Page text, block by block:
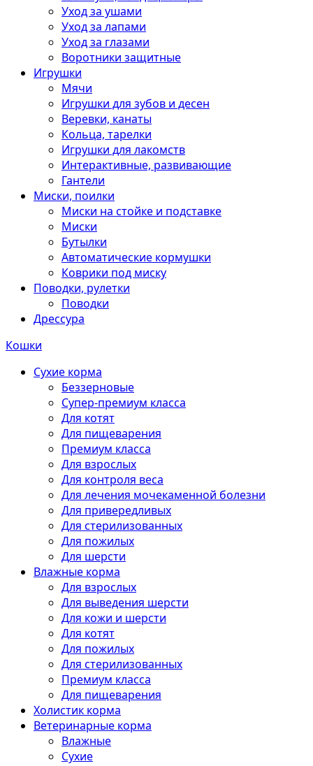
Уход за ушами
Уход за лапами
Уход за глазами
Воротники защитные
Игрушки
Мячи
Игрушки для зубов и десен
Веревки, канаты
Кольца, тарелки
Игрушки для лакомств
Интерактивные, развивающие
Гантели
Миски, поилки
Миски на стойке и подставке
Миски
Бутылки
Автоматические кормушки
Коврики под миску
Поводки, рулетки
Поводки
Дрессура
Кошки
Сухие корма
Беззерновые
Супер-премиум класса
Для котят
Для пищеварения
Премиум класса
Для взрослых
Для контроля веса
Для лечения мочекаменной болезни
Для привередливых
Для стерилизованных
Для пожилых
Для шерсти
Влажные корма
Для взрослых
Для выведения шерсти
Для кожи и шерсти
Для котят
Для пожилых
Для стерилизованных
Премиум класса
Для пищеварения
Холистик корма
Ветеринарные корма
Влажные
Сухие